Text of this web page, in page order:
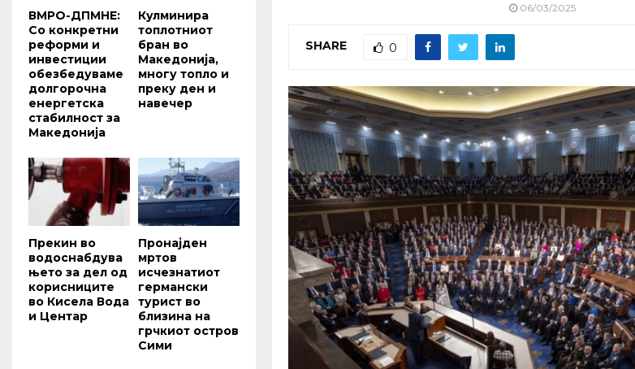
06/03/2025
SHARE 0
ВМРО-ДПМНЕ:
Со конкретни
реформи и
инвестиции
обезбедуваме
долгорочна
енергетска
стабилност за
Македонија
Кулминира
топлотниот
бран во
Македонија,
многу топло и
преку ден и
навечер
Прекин во
водоснабдува
њето за дел од
корисниците
во Кисела Вода
и Центар
Пронајден
мртов
исчезнатиот
германски
турист во
близина на
грчкиот остров
Сими